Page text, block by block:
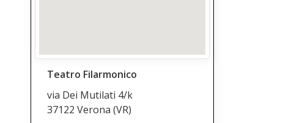
Teatro Filarmonico
via Dei Mutilati 4/k
37122 Verona (VR)